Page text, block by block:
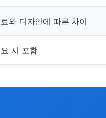
와 디자인에 따른 차이
시 포함